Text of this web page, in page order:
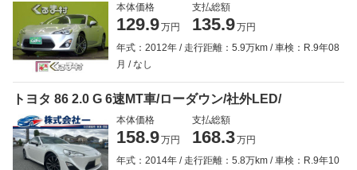
本体価格
129.9万円
支払総額
135.9万円
年式：2012年
走行距離：5.9万km
車検：R.9年08
月
なし
トヨタ 86 2.0 G 6速MT車/ローダウン/社外LED/
本体価格
158.9万円
支払総額
168.3万円
年式：2014年
走行距離：5.8万km
車検：R.9年10